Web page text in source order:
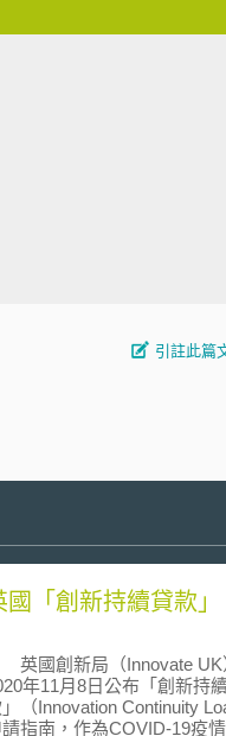
引註此篇
國「創新持續貸款」
國創新局（Innovate UK
年11月8日公布「創新持
（Innovation Continuity
請指南，作為COVID-19疫